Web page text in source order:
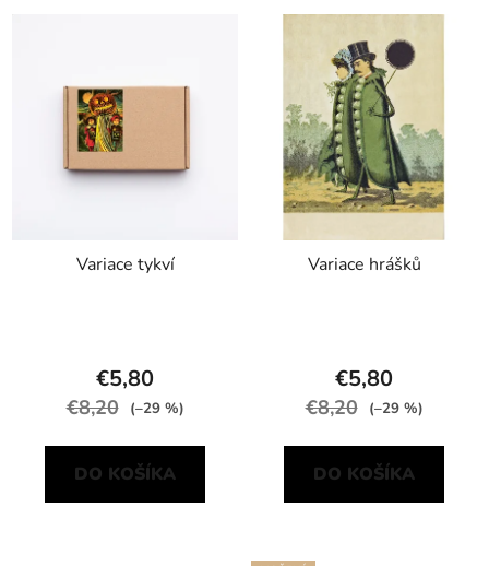
Variace tykví
€5,80
€8,20 (–29 %)
DO KOŠÍKA
Variace hrášků
€5,80
€8,20 (–29 %)
DO KOŠÍKA